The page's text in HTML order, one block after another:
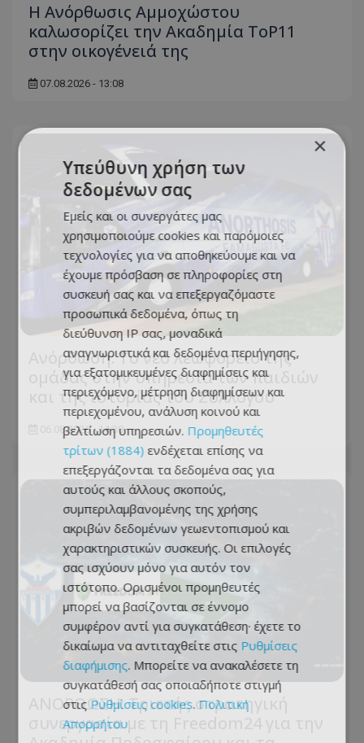
Η Ανόρθωσις Αμμοχώστου
καλωσορίζει την Ακαδημία ToP11
στην οικογένειά της
07.08.2026 - 13:08
Ανόρθωση: Το νέο λεωφορείο της
ομάδας στην υπηρεσία των παιδιών
και της ιστορίας του Συλλόγου
06.08.2026 - 14:38
ΑΝΟΡΘΩΣΗ: Τριετής στρατηγική
συνεργασία με τη Freedom24 για την
×
Υπεύθυνη χρήση των
δεδομένων σας
Εμείς και οι συνεργάτες μας
χρησιμοποιούμε cookies και παρόμοιες
τεχνολογίες για να αποθηκεύουμε και να
έχουμε πρόσβαση σε πληροφορίες στη
συσκευή σας και να επεξεργαζόμαστε
προσωπικά δεδομένα, όπως τη
διεύθυνση IP σας, μοναδικά
αναγνωριστικά και δεδομένα περιήγησης,
για εξατομικευμένες διαφημίσεις και
περιεχόμενο, μέτρηση διαφημίσεων και
περιεχομένου, ανάλυση κοινού και
βελτίωση υπηρεσιών. Προμηθευτές
τρίτων (1884) ενδέχεται επίσης να
επεξεργάζονται τα δεδομένα σας για
αυτούς και άλλους σκοπούς,
συμπεριλαμβανομένης της χρήσης
ακριβών δεδομένων γεωεντοπισμού και
χαρακτηριστικών συσκευής. Οι επιλογές
σας ισχύουν μόνο για αυτόν τον
ιστότοπο. Ορισμένοι προμηθευτές
μπορεί να βασίζονται σε έννομο
συμφέρον αντί για συγκατάθεση· έχετε το
δικαίωμα να αντιταχθείτε στις Ρυθμίσεις
διαφήμισης. Μπορείτε να ανακαλέσετε τη
συγκατάθεσή σας οποιαδήποτε στιγμή
στις Ρυθμίσεις cookies. Πολιτική
Απορρήτου